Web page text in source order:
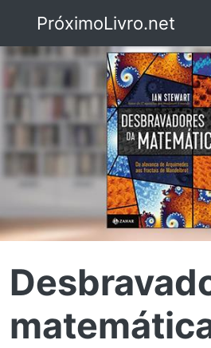
PróximoLivro.net